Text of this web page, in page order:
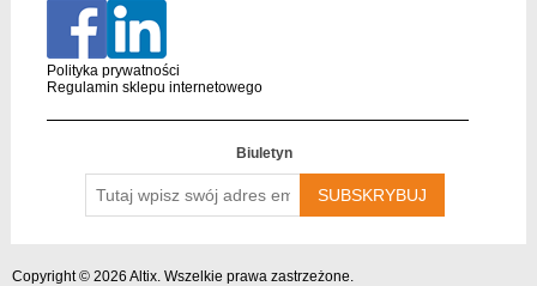
Polityka prywatności
Regulamin sklepu internetowego
Biuletyn
wpisz
swój
Copyright © 2026 Altix. Wszelkie prawa zastrzeżone.